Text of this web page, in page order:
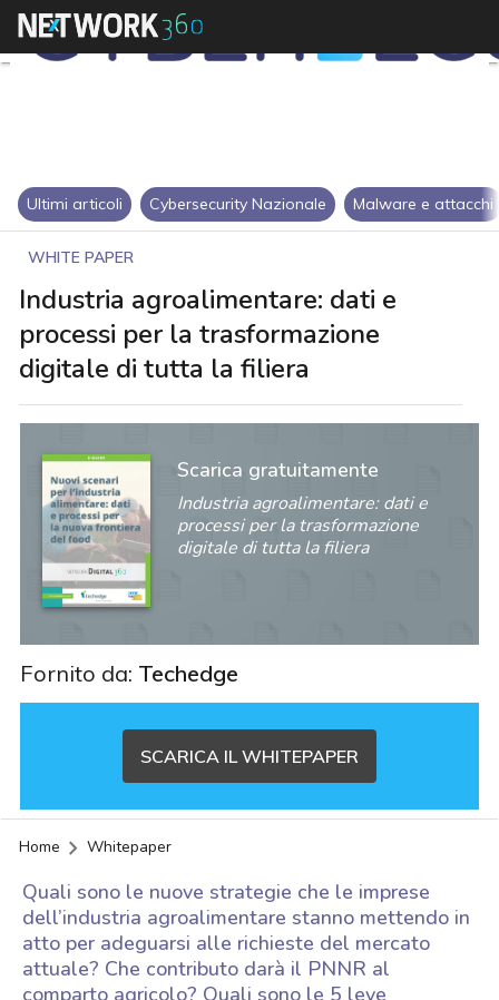
Ultimi articoli Cybersecurity Nazionale Malware e attacchi
WHITE PAPER
Industria agroalimentare: dati e
processi per la trasformazione
digitale di tutta la filiera
Scarica gratuitamente
Industria agroalimentare: dati e
processi per la trasformazione
digitale di tutta la filiera
Fornito da: Techedge
SCARICA IL WHITEPAPER
Home Whitepaper
Quali sono le nuove strategie che le imprese
dell’industria agroalimentare stanno mettendo in
atto per adeguarsi alle richieste del mercato
attuale? Che contributo darà il PNNR al
comparto agricolo? Quali sono le 5 leve